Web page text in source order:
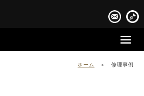
ホーム > 修理事例